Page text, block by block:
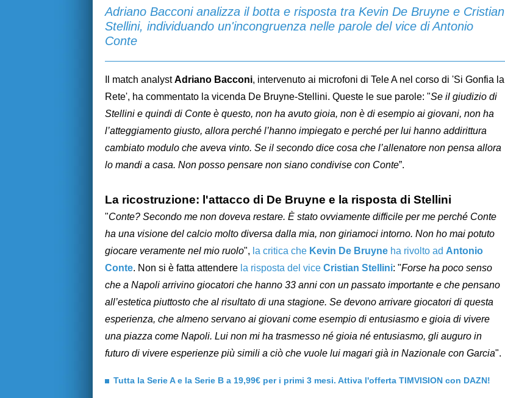
Adriano Bacconi analizza il botta e risposta tra Kevin De Bruyne e Cristian
Stellini, individuando un'incongruenza nelle parole del vice di Antonio
Conte
Il match analystAdriano Bacconi, intervenuto ai microfoni di Tele A nel corso di 'Si Gonfia la
Rete', ha commentato la vicenda De Bruyne-Stellini. Queste le sue parole: "Se il giudizio di
Stellini e quindi di Conte è questo, non ha avuto gioia, non è di esempio ai giovani, non ha
l’atteggiamento giusto, allora perché l’hanno impiegato e perché per lui hanno addirittura
cambiato modulo che aveva vinto. Se il secondo dice cosa che l’allenatore non pensa allora
lo mandi a casa. Non posso pensare non siano condivise con Conte”.
La ricostruzione: l'attacco di De Bruyne e la risposta di Stellini
"Conte? Secondo me non doveva restare. È stato ovviamente difficile per me perché Conte
ha una visione del calcio molto diversa dalla mia, non giriamoci intorno. Non ho mai potuto
giocare veramente nel mio ruolo", la critica che Kevin De Bruyne ha rivolto ad Antonio
Conte. Non si è fatta attendere la risposta del vice Cristian Stellini: "Forse ha poco senso
che a Napoli arrivino giocatori che hanno 33 anni con un passato importante e che pensano
all’estetica piuttosto che al risultato di una stagione. Se devono arrivare giocatori di questa
esperienza, che almeno servano ai giovani come esempio di entusiasmo e gioia di vivere
una piazza come Napoli. Lui non mi ha trasmesso né gioia né entusiasmo, gli auguro in
futuro di vivere esperienze più simili a ciò che vuole lui magari già in Nazionale con Garcia".
Tutta la Serie A e la Serie B a 19,99€ per i primi 3 mesi. Attiva l'offerta TIMVISION con DAZN!